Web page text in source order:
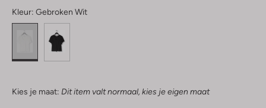
Kleur: Gebroken Wit
Kies je maat: Dit item valt normaal, kies je eigen maat